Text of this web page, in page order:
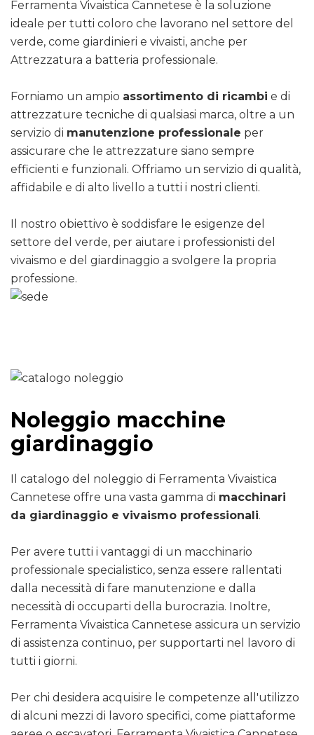
Ferramenta Vivaistica Cannetese è la soluzione
ideale per tutti coloro che lavorano nel settore del
verde, come giardinieri e vivaisti, anche per
Attrezzatura a batteria professionale.
Forniamo un ampio assortimento di ricambi e di
attrezzature tecniche di qualsiasi marca, oltre a un
servizio di manutenzione professionale per
assicurare che le attrezzature siano sempre
efficienti e funzionali. Offriamo un servizio di qualità,
affidabile e di alto livello a tutti i nostri clienti.
Il nostro obiettivo è soddisfare le esigenze del
settore del verde, per aiutare i professionisti del
vivaismo e del giardinaggio a svolgere la propria
professione.
Noleggio macchine
giardinaggio
Il catalogo del noleggio di Ferramenta Vivaistica
Cannetese offre una vasta gamma di macchinari
da giardinaggio e vivaismo professionali.
Per avere tutti i vantaggi di un macchinario
professionale specialistico, senza essere rallentati
dalla necessità di fare manutenzione e dalla
necessità di occuparti della burocrazia. Inoltre,
Ferramenta Vivaistica Cannetese assicura un servizio
di assistenza continuo, per supportarti nel lavoro di
tutti i giorni.
Per chi desidera acquisire le competenze all'utilizzo
di alcuni mezzi di lavoro specifici, come piattaforme